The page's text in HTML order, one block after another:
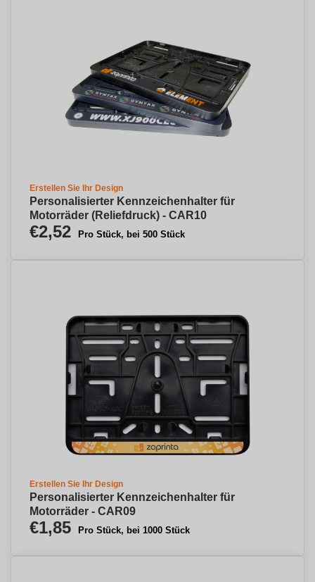
Erstellen Sie Ihr Design
Personalisierter Kennzeichenhalter für
Motorräder (Reliefdruck) - CAR10
€2,52 Pro Stück, bei 500 Stück
Erstellen Sie Ihr Design
Personalisierter Kennzeichenhalter für
Motorräder - CAR09
€1,85 Pro Stück, bei 1000 Stück